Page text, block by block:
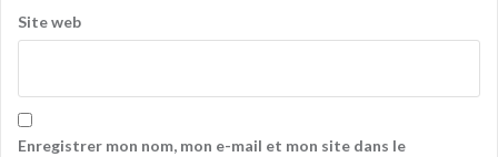
Site web
Enregistrer mon nom, mon e-mail et mon site dans le